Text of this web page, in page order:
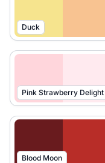
Duck
Pink Strawberry Delight
Blood Moon